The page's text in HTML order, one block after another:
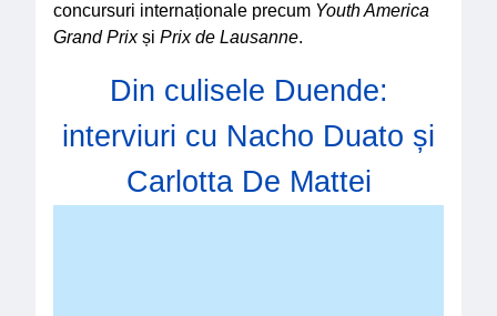
concursuri internaționale precum Youth America
Grand Prixși Prix de Lausanne.
Din culisele Duende:
interviuri cu Nacho Duato și
Carlotta De Mattei